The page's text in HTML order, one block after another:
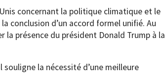
concernant la politique climatique et le
conclusion d’un accord formel unifié. Au
la présence du président Donald Trump à la
la nécessité d’une meilleure